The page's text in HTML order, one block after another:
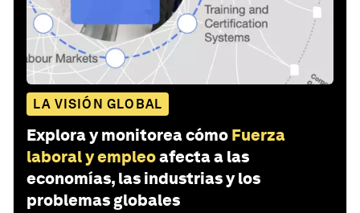
LA VISIÓN GLOBAL
Explora y monitorea cómo Fuerza
laboral y empleoafecta a las
economías, las industrias y los
problemas globales